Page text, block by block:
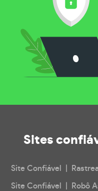
Sites
Site Confiável |
Site Confiável | Robô